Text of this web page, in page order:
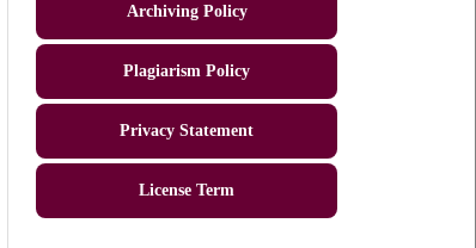
Archiving Policy
Plagiarism Policy
Privacy Statement
License Term